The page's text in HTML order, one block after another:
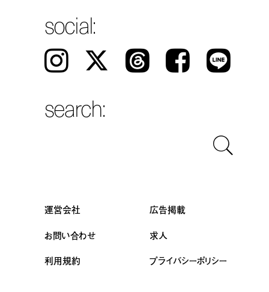
social:
Instagram 𝕏 Threads Facebook LINE
search:
運営会社
広告掲載
お問い合わせ
求人
利用規約
プライバシーポリシー